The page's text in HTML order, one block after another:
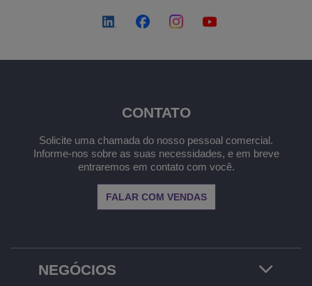
NEGÓCIOS
CONTATO
Solicite uma chamada do nosso pessoal comercial.
Informe-nos sobre as suas necessidades, e em breve
entraremos em contato com você.
FALAR COM VENDAS